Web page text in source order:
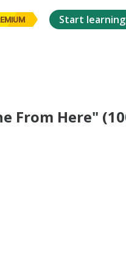
Start learning
From Here"